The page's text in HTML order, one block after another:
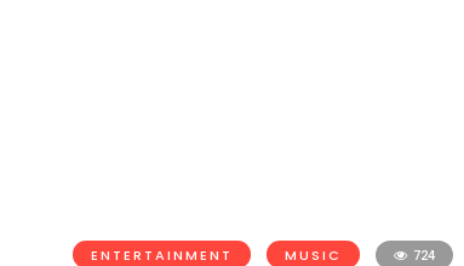
ENTERTAINMENT MUSIC 724